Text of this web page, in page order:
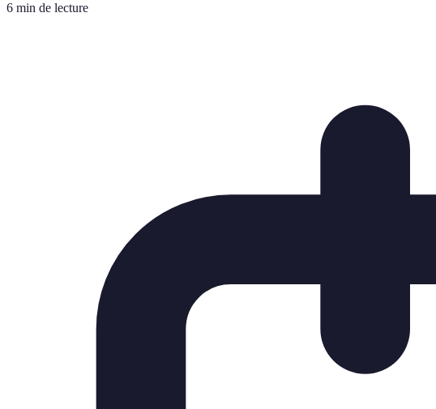
6 min de lecture